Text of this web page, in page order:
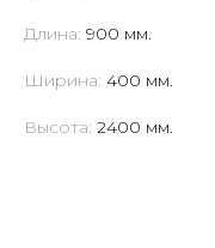
Длина: 900 мм.
Ширина: 400 мм.
Высота: 2400 мм.